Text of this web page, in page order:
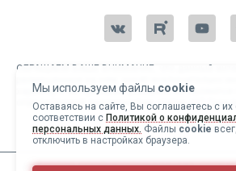
Мы используем файлы cookie
Оставаясь на сайте, Вы соглашаетесь с их
соответствии с Политикой о
персональных данных. Файлы cookie
отключить в настройках браузера.
ОБРАЩАЕМ ВАШЕ ВНИМАНИЕ, что данный
характер и ни при каких условиях не
определяемой положениями статьи 437
Copyright 2004-2026 ©
ИМЕЮТСЯ ПРОТИВОПОКАЗАНИЯ,